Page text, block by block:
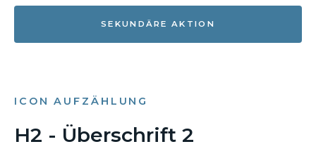
SEKUNDÄRE AKTION
ICON AUFZÄHLUNG
H2 - Überschrift 2